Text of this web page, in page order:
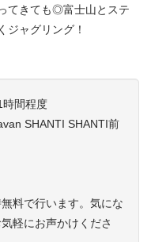
てきても◎富士山とステ
ジャグリング！
間程度
SHANTI SHANTI前
料で行います。気にな
軽にお声かけくださ